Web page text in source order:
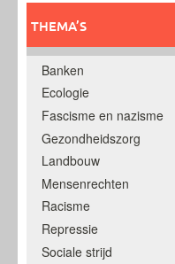
THEMA’S
Banken
Ecologie
Fascisme en nazisme
Gezondheidszorg
Landbouw
Mensenrechten
Racisme
Repressie
Sociale strijd